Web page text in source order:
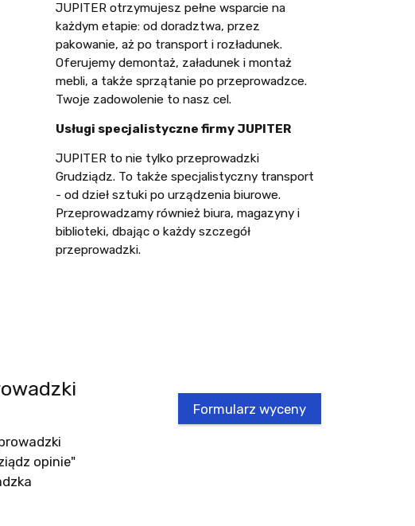
JUPITER otrzymujesz pełne wsparcie na
każdym etapie: od doradztwa, przez
pakowanie, aż po transport i rozładunek.
Oferujemy demontaż, załadunek i montaż
mebli, a także sprzątanie po przeprowadzce.
Twoje zadowolenie to nasz cel.
Usługi specjalistyczne firmy JUPITER
JUPITER to nie tylko przeprowadzki
Grudziądz. To także specjalistyczny transport
- od dzieł sztuki po urządzenia biurowe.
Przeprowadzamy również biura, magazyny i
biblioteki, dbając o każdy szczegół
przeprowadzki.
opinie"
Formularz wyceny